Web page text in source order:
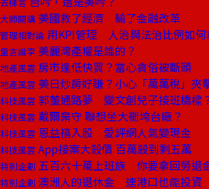
大師開講 美國救了經濟 輸了金融改革
管理相對論 用KPI管理 人治與法治比例如何
童言識李 美麗灣產權是誰的？
地產風雲 房市逢低快買？當心貪俗被斷頭
地產風雲 美日炒房好賺？小心「萬萬稅」夾
科技風雲 郭董通路夢 變文創兒子接班橋樑
科技風雲 戴爾棄守 聯想坐大衝垮台廠？
科技風雲 恩益禧入股 愛評網人氣變現金
科技風雲 App接案大殺價 百萬殺到剩五萬
特別企劃 五百六十萬上班族 你要拿回勞退
特別企劃 澳洲人的退休金 連港口也能投資